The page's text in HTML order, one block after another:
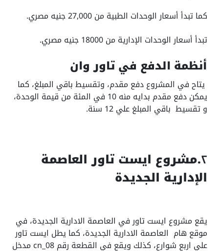
كما تبدأ أسعار الوحدات الطبية من 27,000 جنيه مصري.
تبدأ أسعار الوحدات الإدارية من 18000 جنيه مصري.
أنظمة الدفع في تاور وان
يتاح في المشروع دفع مقدم، وتقسيط باقي المبلغ، كما
يمكن دفع مقدم بدايه منه 10 في المئة من قيمة الوحدة،
و تقسيط باقي المبلغ علي 12 سنة.
٢.مشروع ايست تاور العاصمة
الإدارية الجديدة
يقع مشروع ايست تاور في العاصمة الادارية الجديدة، في
موقع هام العاصمة الادارية الجديدة، كما يطل ايست تاور
علي اربع شوارع، كذلك ويقع في القطعة رقم cn_08 مدخل